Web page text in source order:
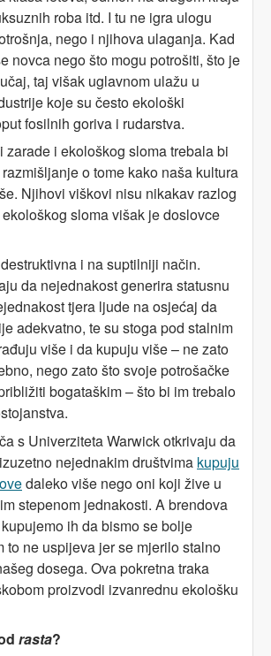
roba itd. I tu ne igra ulogu
nego i njihova ulaganja. Kad
novca nego što mogu potrošiti, što je
taj višak uglavnom ulažu u
koje su često ekološki
fosilnih goriva i rudarstva.
zarade i ekološkog sloma trebala bi
o tome kako naša kultura
Njihovi viškovi nisu nikakav razlog
sloma višak je doslovce
i na suptilniji način.
da nejednakost generira statusnu
tjera ljude na osjećaj da
adekvatno, te su stoga pod stalnim
više i da kupuju više – ne zato
nego zato što svoje potrošačke
bogataškim – što bi im trebalo
s Univerziteta Warwick otkrivaju da
nejednakim društvima kupuju
daleko više nego oni koji žive u
stepenom jednakosti. A brendova
ih da bismo se bolje
to ne uspijeva jer se mjerilo stalno
dosega. Ova pokretna traka
proizvodi izvanrednu ekološku
rasta?